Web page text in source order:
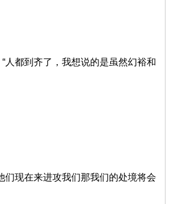
人都到齐了，我想说的是虽然幻裕和
在来进攻我们那我们的处境将会